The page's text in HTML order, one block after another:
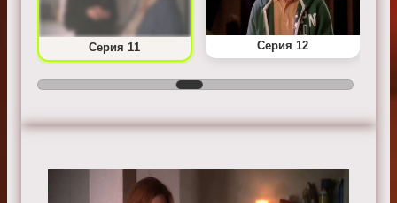
Серия 11 Серия 12